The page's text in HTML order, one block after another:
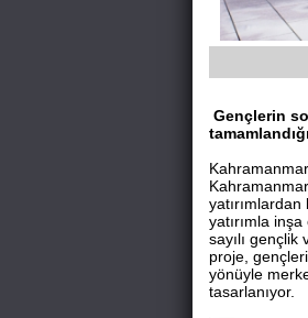
Gençlerin
yatırımla
sayılı
proje,
yönüyle
tasarlanıyor.